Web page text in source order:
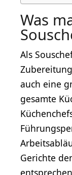
Was
Als
auch eine
gesamte
Gerichte